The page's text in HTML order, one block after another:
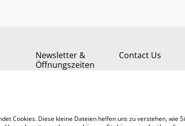
Newsletter &
Öffnungszeiten
Contact Us
Cookies. Diese kleine Dateien helfen uns zu verstehen, wie